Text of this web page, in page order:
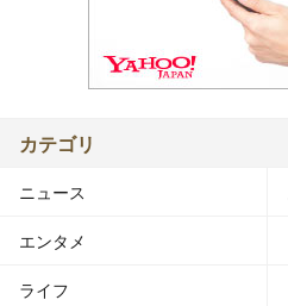
カテゴリ
ニュース
エンタメ
ライフ